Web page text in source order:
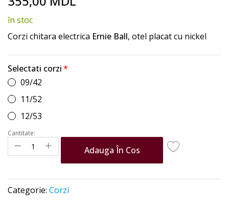
beginning
of
images
gallery
în stoc
Corzi chitara electrica Ernie Ball, otel placat cu nickel
Selectati corzi
09/42
11/52
12/53
Cantitate:
Adauga În Cos
Categorie: Corzi